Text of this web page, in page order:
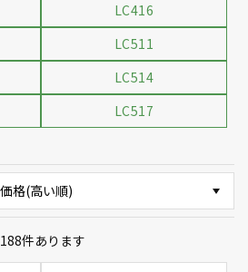
LC416
LC511
LC514
LC517
188件あります